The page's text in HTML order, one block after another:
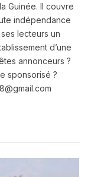
Guinée. Il couvre
indépendance
lecteurs un
d’une
annonceurs ?
sponsorisé ?